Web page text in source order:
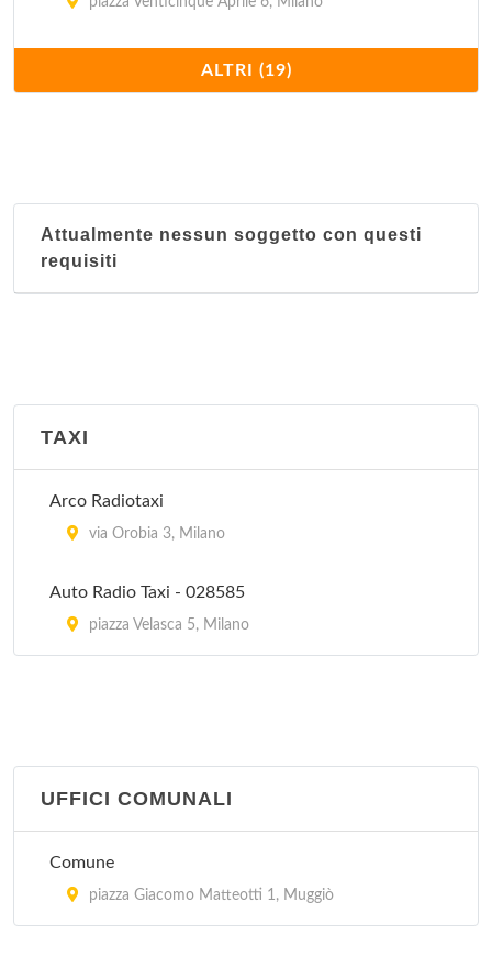
via Sant'Abbondio 10, Milano
Loreto
ALTRI (19)
Attualmente nessun soggetto con questi
requisiti
TAXI
Arco Radiotaxi
via Orobia 3, Milano
Auto Radio Taxi - 028585
piazza Velasca 5, Milano
UFFICI COMUNALI
Comune
piazza Giacomo Matteotti 1, Muggiò